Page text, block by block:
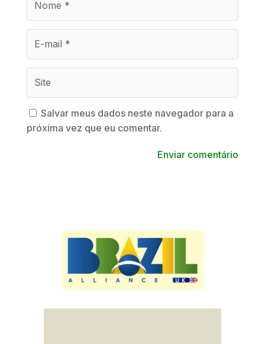
Salvar meus dados neste navegador para a
próxima vez que eu comentar.
Enviar comentário